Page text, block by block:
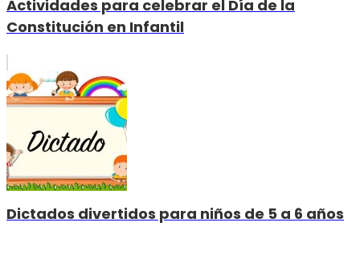
Actividades para celebrar el Día de la
Constitución en Infantil
Dictados divertidos para niños de 5 a 6 años